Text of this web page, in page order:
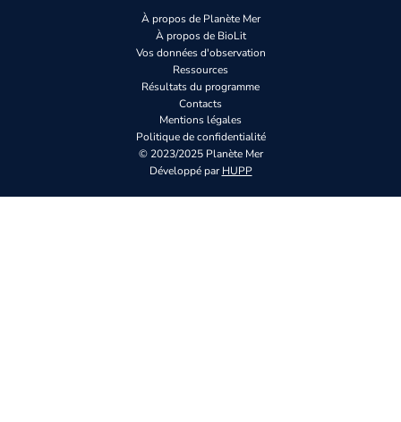
À propos de Planète Mer
À propos de BioLit
Vos données d'observation
Ressources
Résultats du programme
Contacts
Mentions légales
Politique de confidentialité
© 2023/2025 Planète Mer
Développé parHUPP